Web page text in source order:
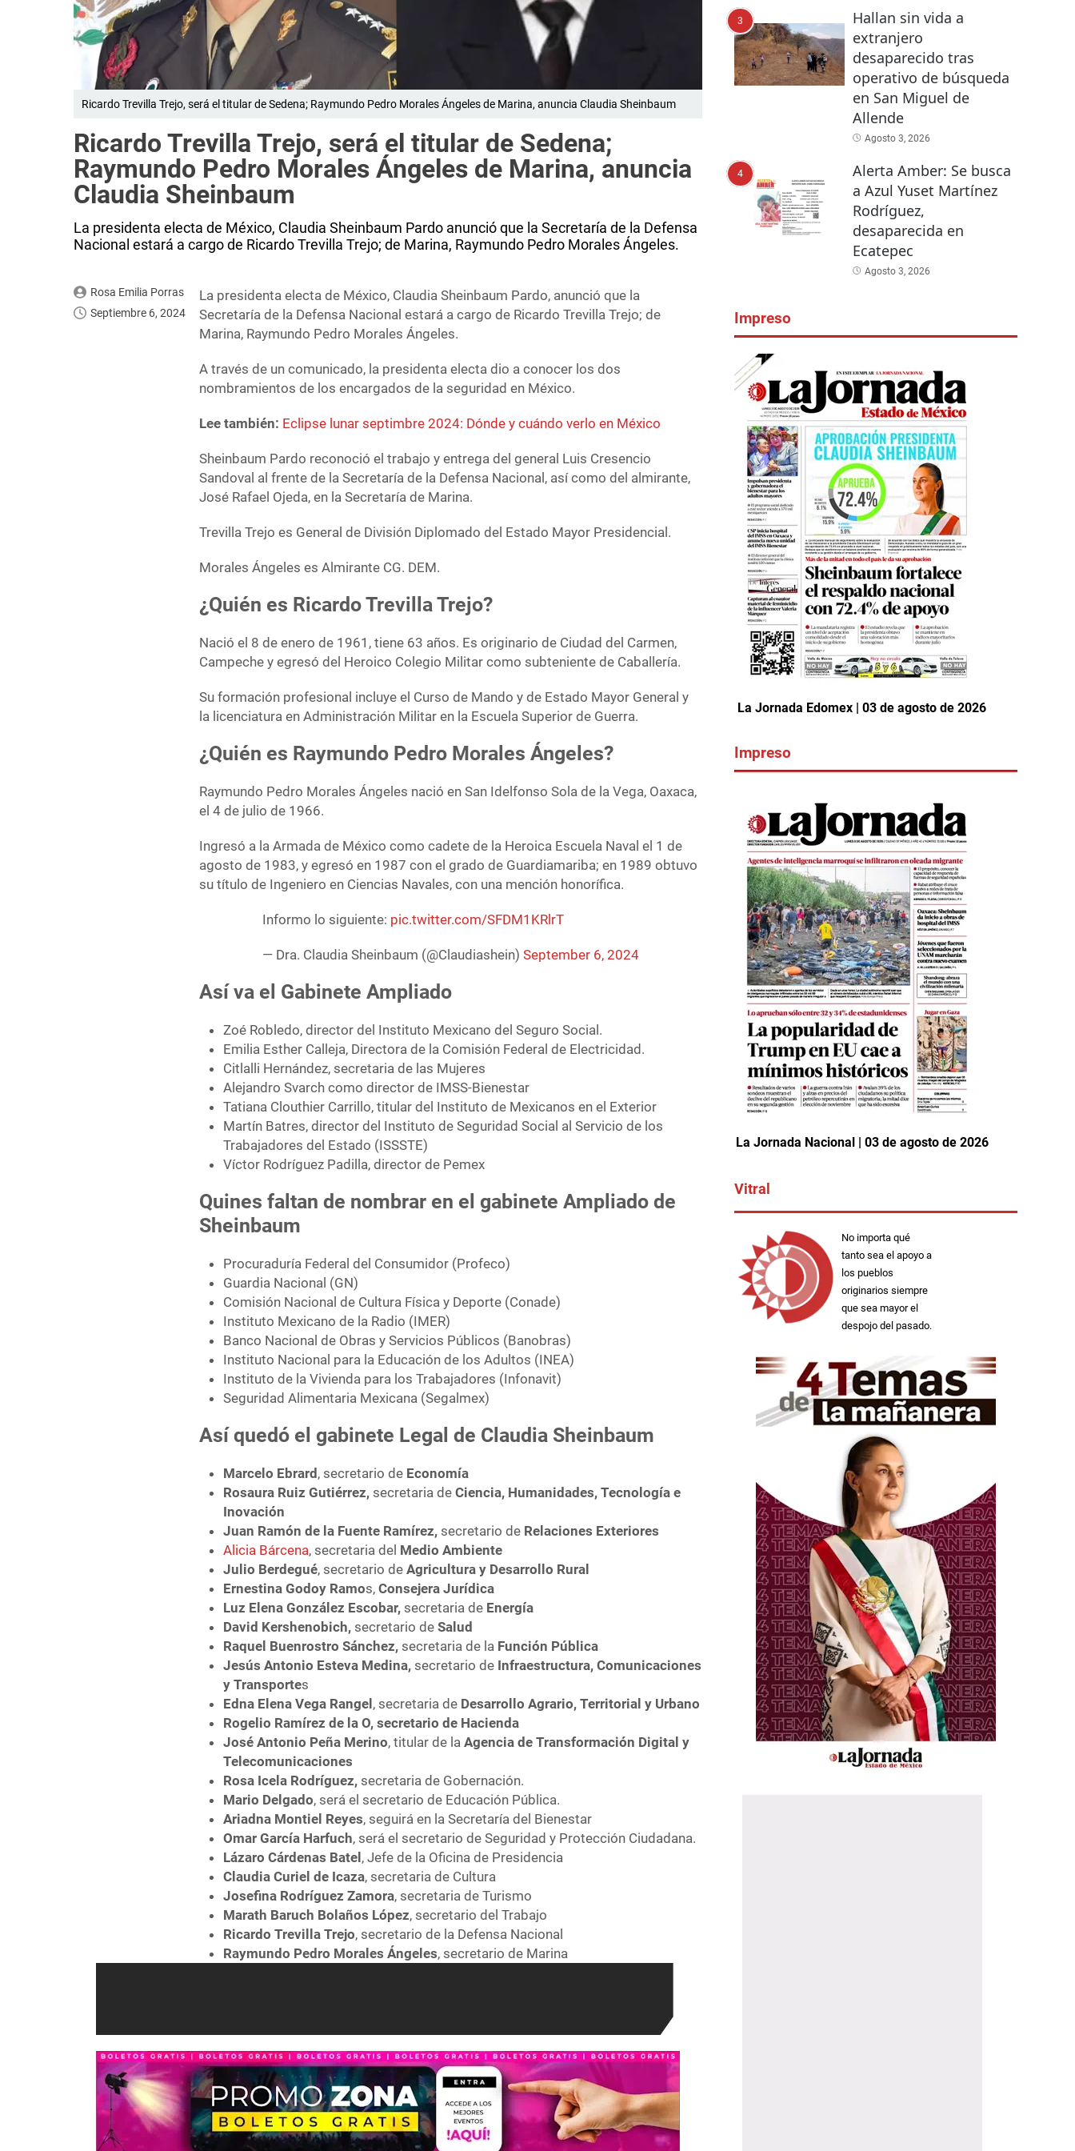
Ricardo Trevilla Trejo, será el titular de Sedena; Raymundo Pedro Morales Ángeles de Marina, anuncia Claudia Sheinbaum
Ricardo Trevilla Trejo, será el titular de Sedena;
Raymundo Pedro Morales Ángeles de Marina, anuncia
Claudia Sheinbaum
La presidenta electa de México, Claudia Sheinbaum Pardo anunció que la Secretaría de la Defensa
Nacional estará a cargo de Ricardo Trevilla Trejo; de Marina, Raymundo Pedro Morales Ángeles.
Rosa Emilia Porras
Septiembre 6, 2024
La presidenta electa de México, Claudia Sheinbaum Pardo, anunció que la
Secretaría de la Defensa Nacional estará a cargo de Ricardo Trevilla Trejo; de
Marina, Raymundo Pedro Morales Ángeles.
A través de un comunicado, la presidenta electa dio a conocer los dos
nombramientos de los encargados de la seguridad en México.
Lee también: Eclipse lunar septimbre 2024: Dónde y cuándo verlo en México
Sheinbaum Pardo reconoció el trabajo y entrega del general Luis Cresencio
Sandoval al frente de la Secretaría de la Defensa Nacional, así como del almirante,
José Rafael Ojeda, en la Secretaría de Marina.
Trevilla Trejo es General de División Diplomado del Estado Mayor Presidencial.
Morales Ángeles es Almirante CG. DEM.
¿Quién es Ricardo Trevilla Trejo?
Nació el 8 de enero de 1961, tiene 63 años. Es originario de Ciudad del Carmen,
Campeche y egresó del Heroico Colegio Militar como subteniente de Caballería.
Su formación profesional incluye el Curso de Mando y de Estado Mayor General y
la licenciatura en Administración Militar en la Escuela Superior de Guerra.
¿Quién es Raymundo Pedro Morales Ángeles?
Raymundo Pedro Morales Ángeles nació en San Idelfonso Sola de la Vega, Oaxaca,
el 4 de julio de 1966.
Ingresó a la Armada de México como cadete de la Heroica Escuela Naval el 1 de
agosto de 1983, y egresó en 1987 con el grado de Guardiamariba; en 1989 obtuvo
su título de Ingeniero en Ciencias Navales, con una mención honorífica.
Informo lo siguiente: pic.twitter.com/SFDM1KRlrT
— Dra. Claudia Sheinbaum (@Claudiashein)September 6, 2024
Así va el Gabinete Ampliado
Zoé Robledo, director del Instituto Mexicano del Seguro Social.
Emilia Esther Calleja, Directora de la Comisión Federal de Electricidad.
Citlalli Hernández, secretaria de las Mujeres
Alejandro Svarch como director de IMSS-Bienestar
Tatiana Clouthier Carrillo, titular del Instituto de Mexicanos en el Exterior
Martín Batres, director del Instituto de Seguridad Social al Servicio de los
Trabajadores del Estado (ISSSTE)
Víctor Rodríguez Padilla, director de Pemex
Quines faltan de nombrar en el gabinete Ampliado de
Sheinbaum
Procuraduría Federal del Consumidor (Profeco)
Guardia Nacional (GN)
Comisión Nacional de Cultura Física y Deporte (Conade)
Instituto Mexicano de la Radio (IMER)
Banco Nacional de Obras y Servicios Públicos (Banobras)
Instituto Nacional para la Educación de los Adultos (INEA)
Instituto de la Vivienda para los Trabajadores (Infonavit)
Seguridad Alimentaria Mexicana (Segalmex)
Así quedó el gabinete Legal de Claudia Sheinbaum
Marcelo Ebrard , secretario de Economía
Rosaura Ruiz Gutiérrez, secretaria deCiencia, Humanidades, Tecnología e
Inovación
Juan Ramón de la Fuente Ramírez, secretario de Relaciones Exteriores
Alicia Bárcena, secretaria del Medio Ambiente
Julio Berdegué, secretario deAgricultura y Desarrollo Rural
Ernestina Godoy Ramos,Consejera Jurídica
Luz Elena González Escobar, secretaria de Energía
David Kershenobich, secretario deSalud
Raquel Buenrostro Sánchez, secretaria de la Función Pública
Jesús Antonio Esteva Medina, secretario de Infraestructura, Comunicaciones
y Transportes
Edna Elena Vega Rangel , secretaria de Desarrollo Agrario, Territorial y Urbano
Rogelio Ramírez de la O, secretario de Hacienda
José Antonio Peña Merino, titular de laAgencia de Transformación Digital y
Telecomunicaciones
Rosa Icela Rodríguez, secretaria de Gobernación.
Mario Delgado, será el secretario de Educación Pública.
Ariadna Montiel Reyes, seguirá en la Secretaría del Bienestar
Omar García Harfuch, será el secretario de Seguridad y Protección Ciudadana.
Lázaro Cárdenas Batel , Jefe de la Oficina de Presidencia
Claudia Curiel de Icaza, secretaria de Cultura
Josefina Rodríguez Zamora, secretaria de Turismo
Marath Baruch Bolaños López, secretario del Trabajo
Ricardo Trevilla Trejo, secretario de la Defensa Nacional
Raymundo Pedro Morales Ángeles, secretario de Marina
3
Hallan sin vida a
extranjero
desaparecido tras
operativo de búsqueda
en San Miguel de
Allende
Agosto 3, 2026
4
Alerta Amber: Se busca
a Azul Yuset Martínez
Rodríguez,
desaparecida en
Ecatepec
Agosto 3, 2026
Impreso
La Jornada Edomex | 03 de agosto de 2026
Impreso
La Jornada Nacional | 03 de agosto de 2026
Vitral
No importa qué
tanto sea el apoyo a
los pueblos
originarios siempre
que sea mayor el
despojo del pasado.